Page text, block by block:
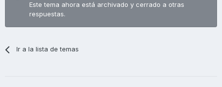
Este tema ahora está archivado y cerrado a otras
respuestas.
Ir a la lista de temas